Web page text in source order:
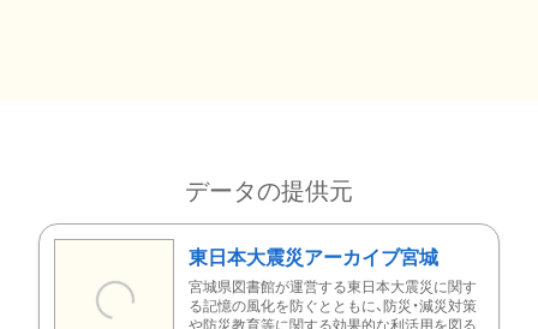
データの提供元
東日本大震災アーカイブ宮城
宮城県図書館が運営する東日本大震災に関す
る記憶の風化を防ぐとともに、防災・減災対策
や防災教育等に関する効果的な利活用を図る